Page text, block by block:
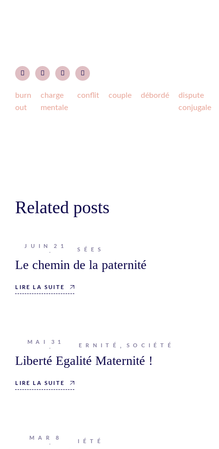
burn
out
charge
mentale
conflit couple débordé
dispute
conjugale
Related posts
JUIN 21
Johanna PENSÉES
Le chemin de la paternité
LIRE LA SUITE
MAI 31
Johanna MATERNITÉ SOCIÉTÉ
Liberté Egalité Maternité !
LIRE LA SUITE
MAR 8
Johanna SOCIÉTÉ